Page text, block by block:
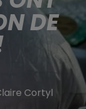
DE
Cortyl